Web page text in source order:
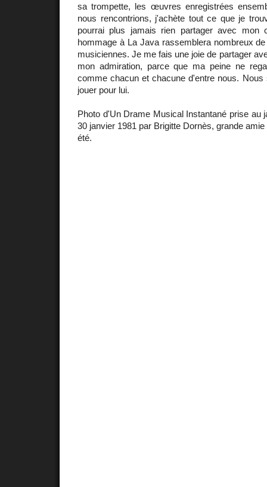
sa trompette, les œuvres enregistrées
nous rencontrions, j'achète tout ce que je
pourrai plus jamais rien partager avec mon
hommage à La Java rassemblera nombreux
musiciennes. Je me fais une joie de partager
mon admiration, parce que ma peine ne
comme chacun et chacune d'entre nous.
jouer pour lui.
Photo d'Un Drame Musical Instantané prise au
30 janvier 1981 par Brigitte Dornès, grande
été.